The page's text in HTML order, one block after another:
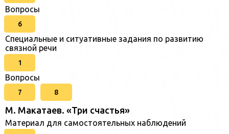
Вопросы
6
Специальные и ситуативные задания по развитию
связной речи
1
Вопросы
7 8
М. Макатаев. «Три счастья»
Материал для самостоятельных наблюдений